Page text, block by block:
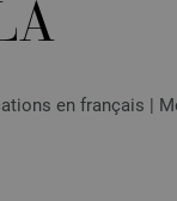
en français |